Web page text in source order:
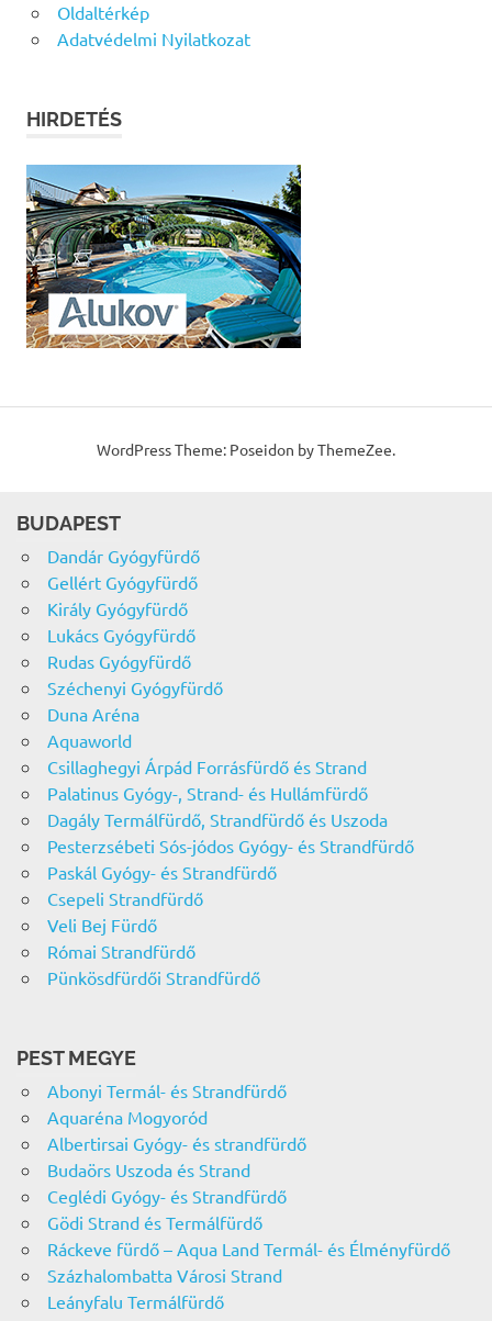
Oldaltérkép
Adatvédelmi Nyilatkozat
HIRDETÉS
WordPress Theme: Poseidon by ThemeZee.
BUDAPEST
Dandár Gyógyfürdő
Gellért Gyógyfürdő
Király Gyógyfürdő
Lukács Gyógyfürdő
Rudas Gyógyfürdő
Széchenyi Gyógyfürdő
Duna Aréna
Aquaworld
Csillaghegyi Árpád Forrásfürdő és Strand
Palatinus Gyógy-, Strand- és Hullámfürdő
Dagály Termálfürdő, Strandfürdő és Uszoda
Pesterzsébeti Sós-jódos Gyógy- és Strandfürdő
Paskál Gyógy- és Strandfürdő
Csepeli Strandfürdő
Veli Bej Fürdő
Római Strandfürdő
Pünkösdfürdői Strandfürdő
PEST MEGYE
Abonyi Termál- és Strandfürdő
Aquaréna Mogyoród
Albertirsai Gyógy- és strandfürdő
Budaörs Uszoda és Strand
Ceglédi Gyógy- és Strandfürdő
Gödi Strand és Termálfürdő
Ráckeve fürdő – Aqua Land Termál- és Élményfürdő
Százhalombatta Városi Strand
Leányfalu Termálfürdő